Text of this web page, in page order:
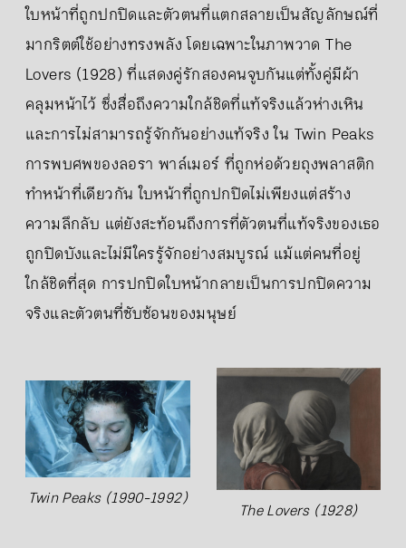
ใบหน้าที่ถูกปกปิดและตัวตนที่แตกสลายเป็นสัญลักษณ์ที่
มากริตต์ใช้อย่างทรงพลัง โดยเฉพาะในภาพวาด The
Lovers (1928) ที่แสดงคู่รักสองคนจูบกันแต่ทั้งคู่มีผ้า
คลุมหน้าไว้ ซึ่งสื่อถึงความใกล้ชิดที่แท้จริงแล้วห่างเหิน
และการไม่สามารถรู้จักกันอย่างแท้จริง ใน Twin Peaks
การพบศพของลอรา พาล์เมอร์ ที่ถูกห่อด้วยถุงพลาสติก
ทำหน้าที่เดียวกัน ใบหน้าที่ถูกปกปิดไม่เพียงแต่สร้าง
ความลึกลับ แต่ยังสะท้อนถึงการที่ตัวตนที่แท้จริงของเธอ
ถูกปิดบังและไม่มีใครรู้จักอย่างสมบูรณ์ แม้แต่คนที่อยู่
ใกล้ชิดที่สุด การปกปิดใบหน้ากลายเป็นการปกปิดความ
จริงและตัวตนที่ซับซ้อนของมนุษย์
Twin Peaks (1990-1992)
The Lovers (1928)